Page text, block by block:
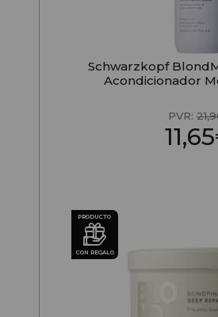
Schwarzkopf
Acondicionador
PVR:
PRODUCTO
CON REGALO